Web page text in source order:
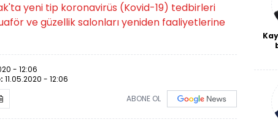
yeni tip koronavirüs (Kovid-19) tedbirleri
ve güzellik salonları yeniden faaliyetlerine
- 12:06
11.05.2020 - 12:06
ABONE OL